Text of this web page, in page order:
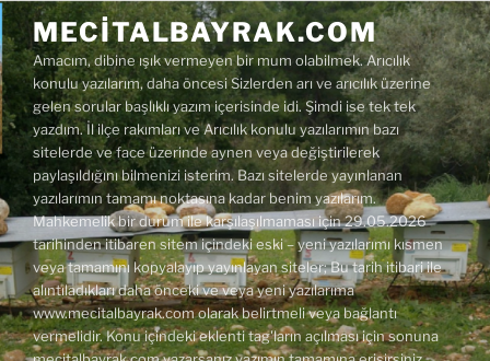
İçeriğe
geç MECITALBAYRAK.COM
Amacım, dibine ışık vermeyen bir mum olabilmek. Arıcılık
konulu yazılarım, daha öncesi Sizlerden arı ve arıcılık üzerine
gelen sorular başlıklı yazım içerisinde idi. Şimdi ise tek tek
yazdım. İl ilçe rakımları ve Arıcılık konulu yazılarımın bazı
sitelerde ve face üzerinde aynen veya değiştirilerek
paylaşıldığını bilmenizi isterim. Bazı sitelerde yayınlanan
yazılarımın tamamı noktasına kadar benim yazılarım.
Mahkemelik bir durum ile karşılaşılmaması için 29.05.2026
tarihinden itibaren sitem içindeki eski – yeni yazılarımı kısmen
veya tamamını kopyalayıp yayınlayan siteler; Bu tarih itibari ile
alıntıladıkları daha önceki ve veya yeni yazılarıma
www.mecitalbayrak.com olarak belirtmeli veya bağlantı
vermelidir. Konu içindeki eklenti tag'ların açılması için sonuna